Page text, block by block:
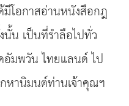
มีโอกาสอ่านหนังสือกฎ
นั้น เป็นที่รำลือไปทั่ว
อัมพวัน ไทยแลนด์ ไป
หานิมนต์ท่านเจ้าคุณฯ